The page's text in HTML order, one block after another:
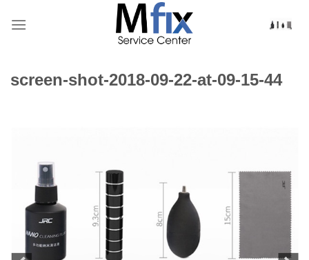
qua
screen-shot-2018-09-22-at-09-15-44